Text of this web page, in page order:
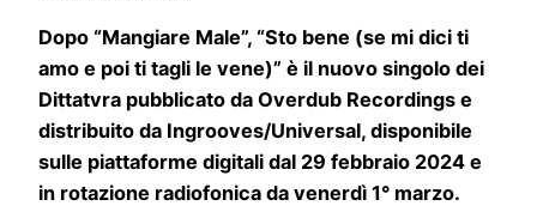
Dopo “Mangiare Male”, “Sto bene (se mi dici ti
amo e poi ti tagli le vene)” è il nuovo singolo dei
Dittatvra pubblicato da Overdub Recordings e
distribuito da Ingrooves/Universal, disponibile
sulle piattaforme digitali dal 29 febbraio 2024 e
in rotazione radiofonica da venerdì 1° marzo.